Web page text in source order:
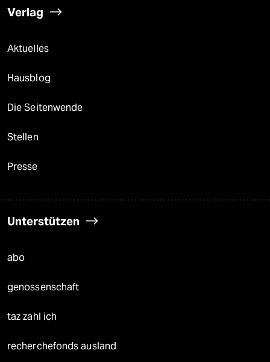
Verlag
Aktuelles
Hausblog
Die Seitenwende
Stellen
Presse
Unterstützen
abo
genossenschaft
taz zahl ich
recherchefonds ausland